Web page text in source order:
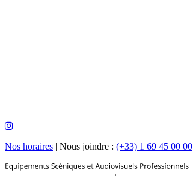
Nos horaires | Nous joindre : (+33) 1 69 45 00 00